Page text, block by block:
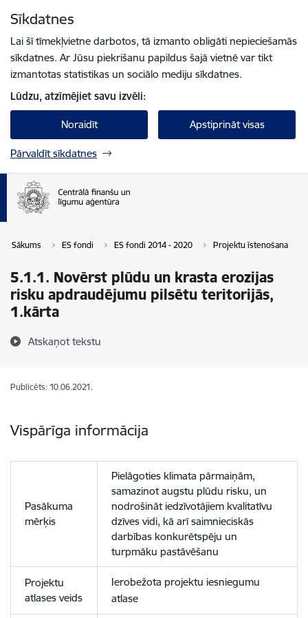
Sīkdatnes
Lai šī tīmekļvietne darbotos, tā izmanto obligāti nepieciešamās
sīkdatnes. Ar Jūsu piekrišanu papildus šajā vietnē var tikt
izmantotas statistikas un sociālo mediju sīkdatnes.
Lūdzu, atzīmējiet savu izvēli:
Noraidīt Apstiprināt visas
Pārvaldīt sīkdatnes
Sākums ES fondi ES fondi 2014 - 2020 Projektu īstenošana
5.1.1. Novērst plūdu un krasta erozijas
risku apdraudējumu pilsētu teritorijās,
1.kārta
Atskaņot tekstu
Publicēts: 10.06.2021.
Vispārīga informācija
Pasākuma
mērķis
Pielāgoties klimata pārmaiņām,
samazinot augstu plūdu risku, un
nodrošināt iedzīvotājiem kvalitatīvu
dzīves vidi, kā arī saimnieciskās
darbības konkurētspēju un
turpmāku pastāvēšanu
Projektu
atlases veids
Ierobežota projektu iesniegumu
atlase